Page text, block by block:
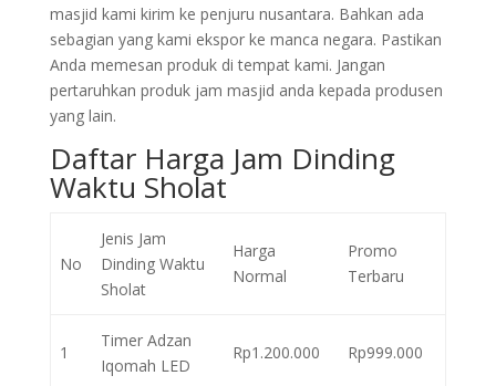
masjid kami kirim ke penjuru nusantara. Bahkan ada
sebagian yang kami ekspor ke manca negara. Pastikan
Anda memesan produk di tempat kami. Jangan
pertaruhkan produk jam masjid anda kepada produsen
yang lain.
Daftar Harga Jam Dinding
Waktu Sholat
No
Jenis Jam
Dinding Waktu
Sholat
Harga
Normal
Promo
Terbaru
1
Timer Adzan
Iqomah LED
Rp1.200.000 Rp999.000